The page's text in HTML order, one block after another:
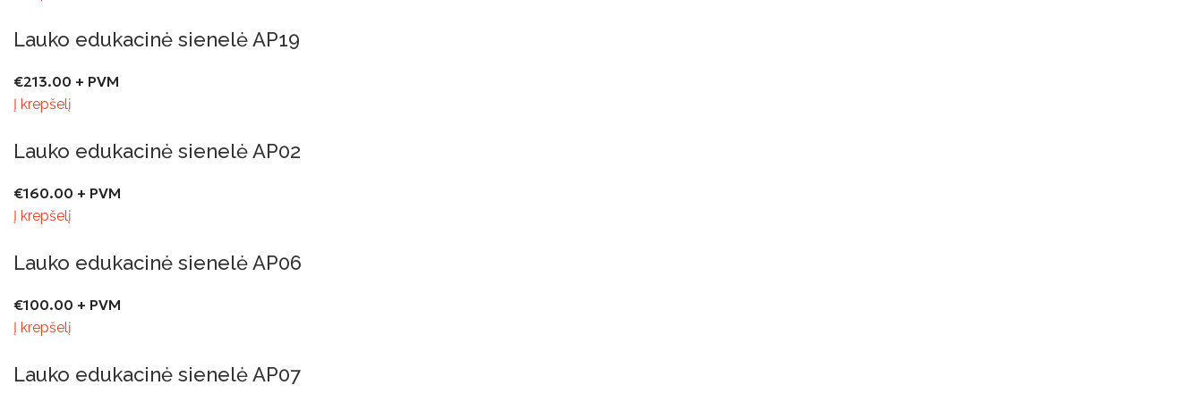
Lauko edukacinė sienelė AP19
€213.00 + PVM
Į krepšelį
Lauko edukacinė sienelė AP02
€160.00 + PVM
Į krepšelį
Lauko edukacinė sienelė AP06
€100.00 + PVM
Į krepšelį
Lauko edukacinė sienelė AP07